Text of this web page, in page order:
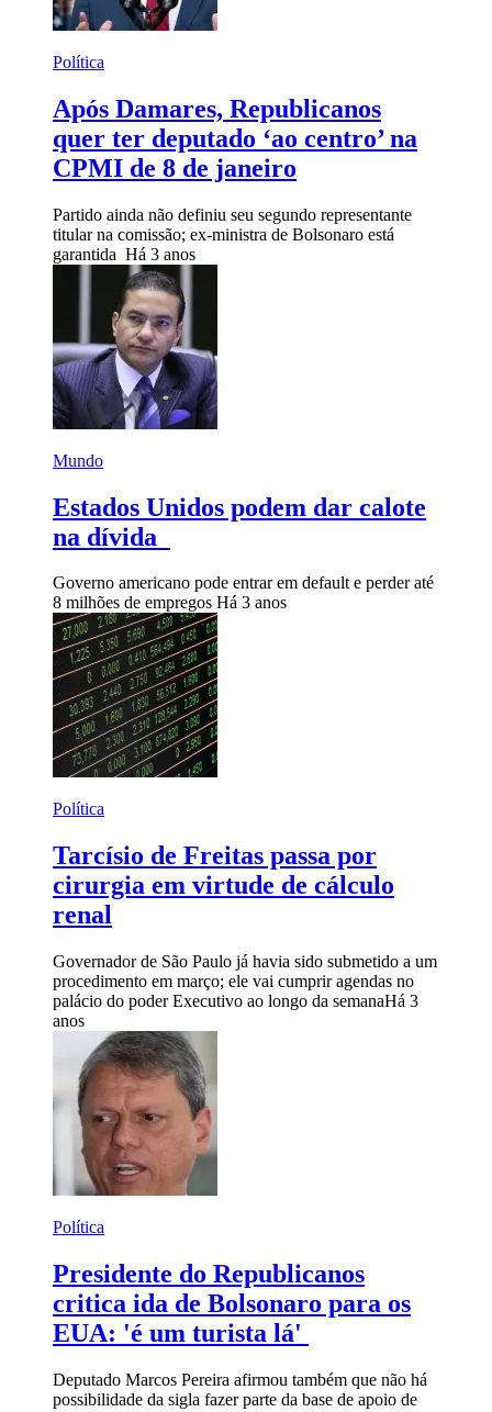
Política
Após Damares, Republicanos
quer ter deputado ‘ao centro’ na
CPMI de 8 de janeiro
Partido ainda não definiu seu segundo representante
titular na comissão; ex-ministra de Bolsonaro está
garantida Há 3 anos
Mundo
Estados Unidos podem dar calote
na dívida
Governo americano pode entrar em default e perder até
8 milhões de empregos Há 3 anos
Política
Tarcísio de Freitas passa por
cirurgia em virtude de cálculo
renal
Governador de São Paulo já havia sido submetido a um
procedimento em março; ele vai cumprir agendas no
palácio do poder Executivo ao longo da semanaHá 3
anos
Política
Presidente do Republicanos
critica ida de Bolsonaro para os
EUA: 'é um turista lá'
Deputado Marcos Pereira afirmou também que não há
possibilidade da sigla fazer parte da base de apoio de